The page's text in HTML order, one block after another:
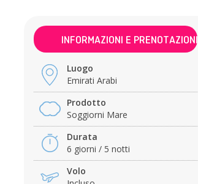
INFORMAZIONI E PRENOTAZIONI
Luogo
Emirati Arabi
Prodotto
Soggiorni Mare
Durata
6 giorni / 5 notti
Volo